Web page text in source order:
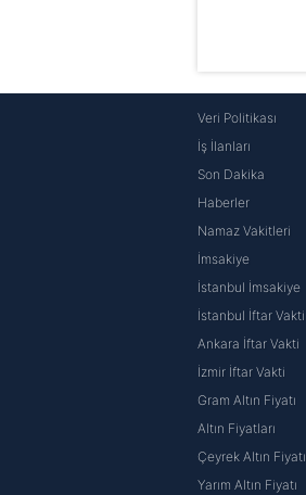
Veri Politikası
İş İlanları
Son Dakika
Haberler
Namaz Vakitleri
İmsakiye
İstanbul İmsakiye
İstanbul İftar Vakti
Ankara İftar Vakti
İzmir İftar Vakti
Gram Altın Fiyatı
Altın Fiyatları
Çeyrek Altın Fiyatı
Yarım Altın Fiyatı